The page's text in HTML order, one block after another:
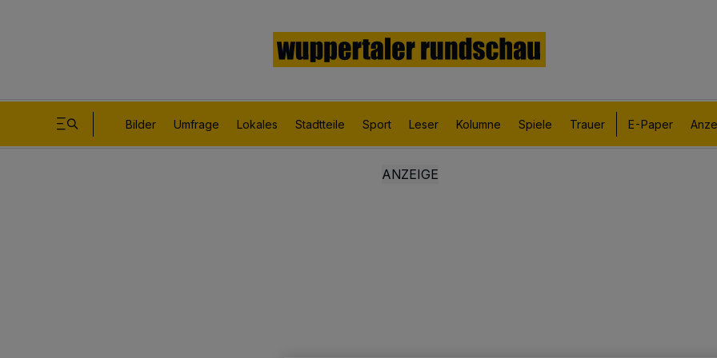
Bilder Umfrage Lokales Stadtteile Sport Leser Kolumne Spiele Trauer E-Paper